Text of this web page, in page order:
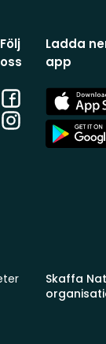
Följ
oss
Facebook
Instagram
Ladda
app
App
Store
App
Store
Skaffa